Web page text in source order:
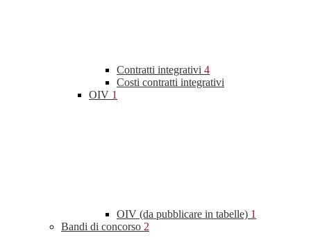
Contratti integrativi 4
Costi contratti integrativi
OIV 1
OIV (da pubblicare in tabelle) 1
Bandi di concorso 2